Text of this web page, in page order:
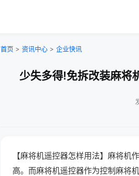
首页 > 资讯中心 > 企业快讯
少失多得!免拆改装麻将
【麻将机遥控器怎样用法】麻将
高。而麻将机遥控器作为控制麻将